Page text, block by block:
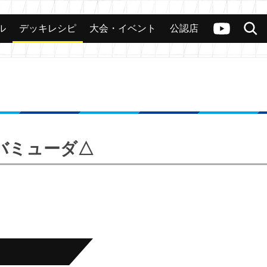
ヴァンガードch
検索
カード 大会 公認店舗 その他
デッキレシピ 大会・イベント 公認店
ミューダ△